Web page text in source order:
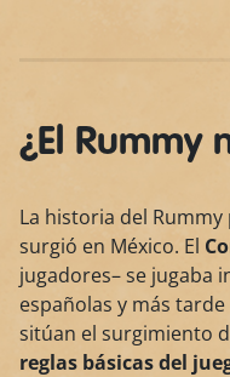
¿El Rummy
La historia del
surgió en México. El
jugadores– se jugaba
españolas y más
sitúan el surgimiento
reglas básicas del